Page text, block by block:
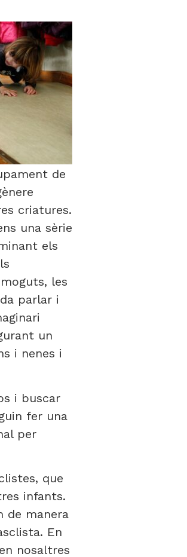
de
criatures.
una sèrie
els
les
parlar i
un
i nenes i
i buscar
fer una
per
que
infants.
de manera
En
nosaltres